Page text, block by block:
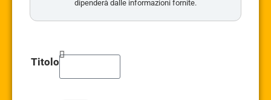
Titolo
dipenderà dalle informazioni fornite.